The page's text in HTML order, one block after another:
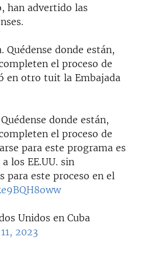
han advertido las
donde están,
el proceso de
en otro tuit la Embajada
donde están,
el proceso de
para este programa es
los EE.UU. sin
para este proceso en el
Unidos en Cuba
2023